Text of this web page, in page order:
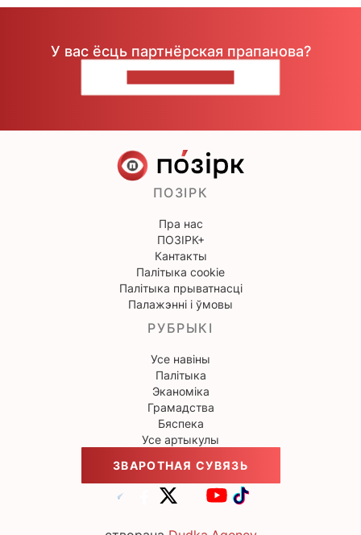
У вас ёсць партнёрская прапанова?
ПОЗІРК
Пра нас
ПОЗІРК+
Кантакты
Палітыка cookie
Палітыка прыватнасці
Палажэнні і ўмовы
РУБРЫКІ
Усе навіны
Палітыка
Эканоміка
Грамадства
Бяспека
Усе артыкулы
ЗВАРОТНАЯ СУВЯЗЬ